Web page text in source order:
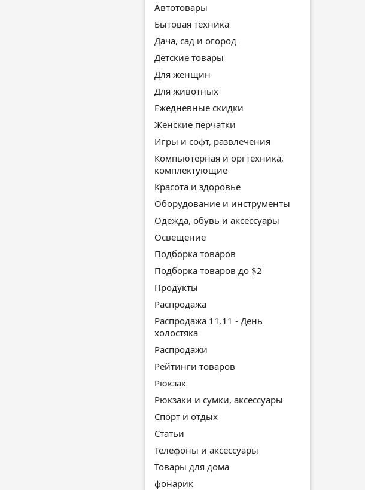
Автотовары
Бытовая техника
Дача, сад и огород
Детские товары
Для женщин
Для животных
Ежедневные скидки
Женские перчатки
Игры и софт, развлечения
Компьютерная и оргтехника,
комплектующие
Красота и здоровье
Оборудование и инструменты
Одежда, обувь и аксессуары
Освещение
Подборка товаров
Подборка товаров до $2
Продукты
Распродажа
Распродажа 11.11 - День
холостяка
Распродажи
Рейтинги товаров
Рюкзак
Рюкзаки и сумки, аксессуары
Спорт и отдых
Статьи
Телефоны и аксессуары
Товары для дома
фонарик